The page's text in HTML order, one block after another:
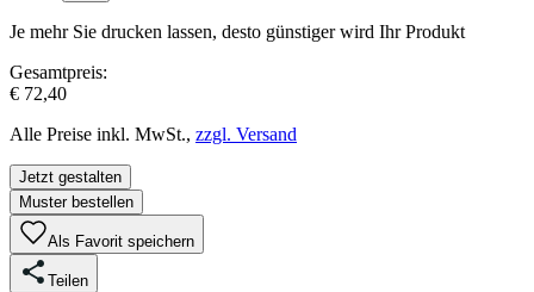
Je mehr Sie drucken lassen, desto günstiger wird Ihr Produkt
Gesamtpreis:
€ 72,40
Alle Preise inkl. MwSt., zzgl. Versand
Jetzt gestalten
Muster bestellen
Als Favorit speichern
Teilen